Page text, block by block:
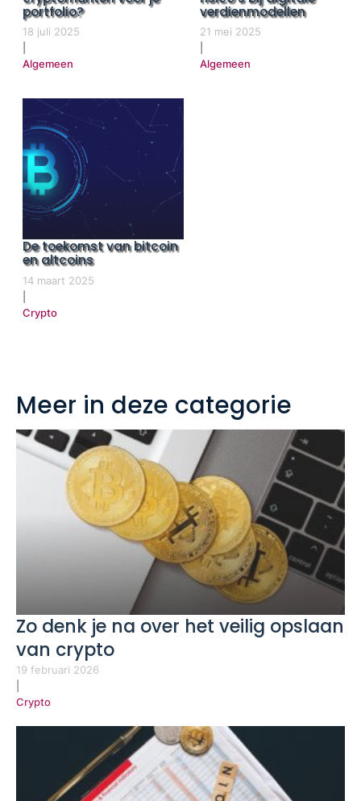
portfolio?
18 juli 2025
Algemeen
verdienmodellen
21 mei 2025
Algemeen
De toekomst van bitcoin
en altcoins
14 maart 2025
Crypto
Meer in deze categorie
Zo denk je na over het veilig opslaan
van crypto
19 februari 2026
Crypto